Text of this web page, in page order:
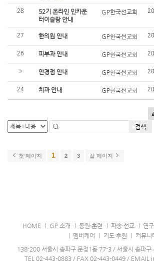
28
52기 온라인 인카운
터이슬람 안내
GP한국선교회
27 한의원 안내 GP한국선교회
26 피부과 안내 GP한국선교회
» 안경점 안내 GP한국선교회
24 치과 안내 GP한국선교회
검색
첫 페이지 1 2 3 끝 페이지
HOME GP 소개 동원·훈련 파송·선교 연
멤버케어
기도·후원
커뮤니
138-200 서울시 송파구 문정1동 77-3 / 서울시 송파구
TEL 02-443-0883 / FAX 02-443-0449 / EMAIL